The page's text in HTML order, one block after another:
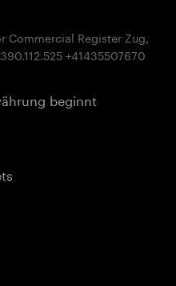
Commercial Register Zug,
beginnt